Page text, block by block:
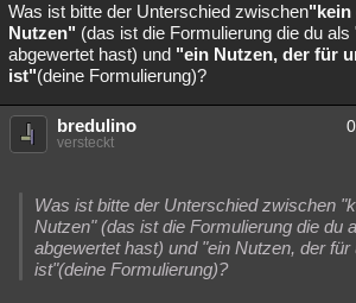
Was ist bitte der Unterschied zwischen"kein
Nutzen" (das ist die Formulierung die du
abgewertet hast) und "ein Nutzen, der für
ist"(deine Formulierung)?
bredulino
versteckt
Was ist bitte der Unterschied zwischen
Nutzen" (das ist die Formulierung die du
abgewertet hast) und "ein Nutzen, der
ist"(deine Formulierung)?